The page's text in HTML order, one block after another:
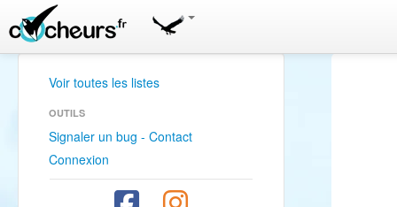
Voir toutes les listes
OUTILS
Signaler un bug - Contact
Connexion